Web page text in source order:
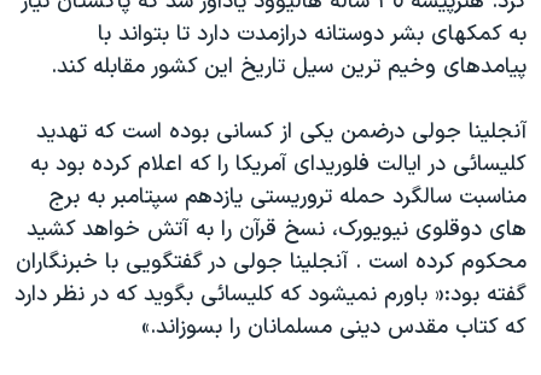
به کمکهای بشر دوستانه درازمدت دارد تا بتواند با
پیامدهای وخيم ترين سيل تاريخ این کشور مقابله کند.
آنجلینا جولی درضمن یکی از کسانی بوده است که تهديد
کليسائی در ايالت فلوريدای آمريکا را که اعلام کرده بود به
مناسبت سالگرد حمله تروريستی يازدهم سپتامبر به برج
های دوقلوی نیویورک، نسخ قرآن را به آتش خواهد کشيد
محکوم کرده است . آنجلینا جولی در گفتگویی با خبرنگاران
گفته بود:« باورم نميشود که کليسائی بگويد که در نظر دارد
که کتاب مقدس دينی مسلمانان را بسوزاند.»